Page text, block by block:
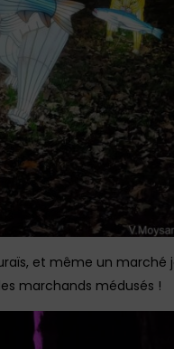
et même un marché
marchands médusés !